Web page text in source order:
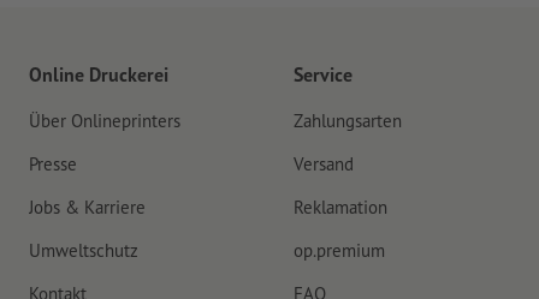
Online Druckerei
Über Onlineprinters
Presse
Jobs & Karriere
Umweltschutz
Kontakt
Service
Zahlungsarten
Versand
Reklamation
op.premium
FAQ